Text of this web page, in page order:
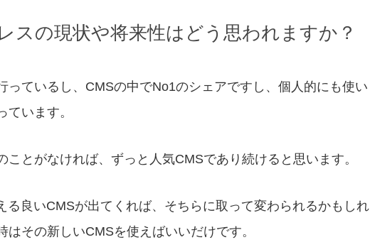
スの現状や将来性はどう思われますか？
っているし、CMSの中でNo1のシェアですし、個人的にも使い
ています。
ことがなければ、ずっと人気CMSであり続けると思います。
る良いCMSが出てくれば、そちらに取って変わられるかもしれ
はその新しいCMSを使えばいいだけです。